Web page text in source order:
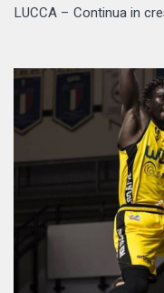
LUCCA – Continua in